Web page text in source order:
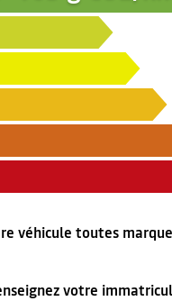
véhicule toutes
votre